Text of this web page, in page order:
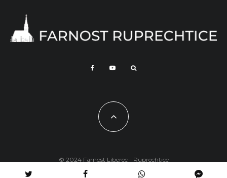
© 2024 Farnost Liberec - Ruprechtice